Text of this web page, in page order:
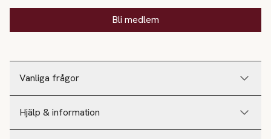
Vanliga frågor
Hjälp & information
Bli medlem